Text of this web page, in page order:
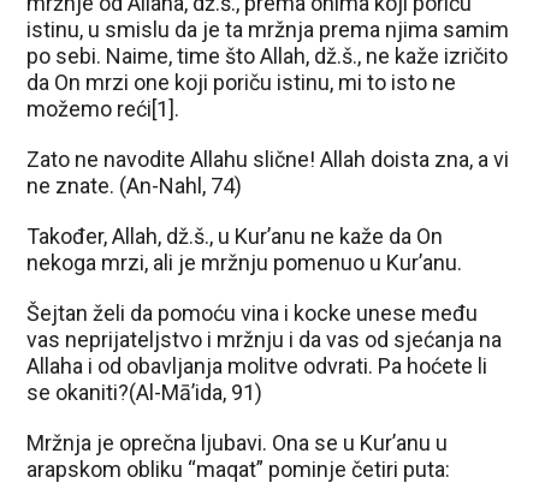
istinu, u smislu da je ta mržnja prema njima samim
po sebi. Naime, time što Allah, dž.š., ne kaže izričito
da On mrzi one koji poriču istinu, mi to isto ne
možemo reći[1].
Zato ne navodite Allahu slične! Allah doista zna, a vi
ne znate. (An-Nahl, 74)
Također, Allah, dž.š., u Kur’anu ne kaže da On
nekoga mrzi, ali je mržnju pomenuo u Kur’anu.
Šejtan želi da pomoću vina i kocke unese među
vas neprijateljstvo i mržnju i da vas od sjećanja na
Allaha i od obavljanja molitve odvrati. Pa hoćete li
se okaniti?(Al-Mā’ida, 91)
Mržnja je oprečna ljubavi. Ona se u Kur’anu u
arapskom obliku “maqat” pominje četiri puta: